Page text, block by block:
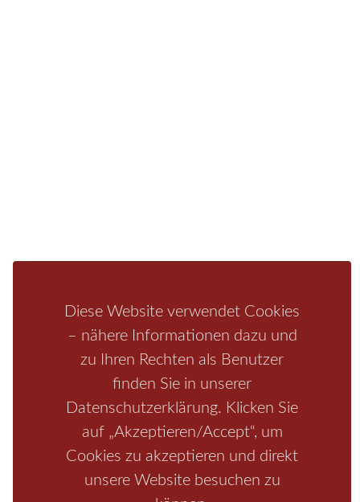
Diese Website verwendet Cookies
– nähere Informationen dazu und
zu Ihren Rechten als Benutzer
finden Sie in unserer
Datenschutzerklärung. Klicken Sie
auf „Akzeptieren/Accept“, um
Cookies zu akzeptieren und direkt
unsere Website besuchen zu
Region / Fragen+Antworten / Unterkunft / Aktivitäten